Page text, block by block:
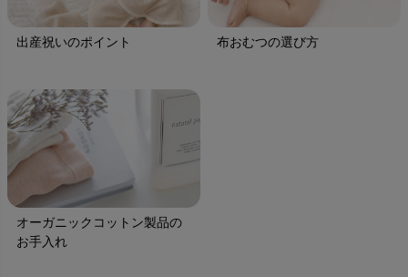
出産祝いのポイント 布おむつの選び方
オーガニックコットン製品の
お手入れ